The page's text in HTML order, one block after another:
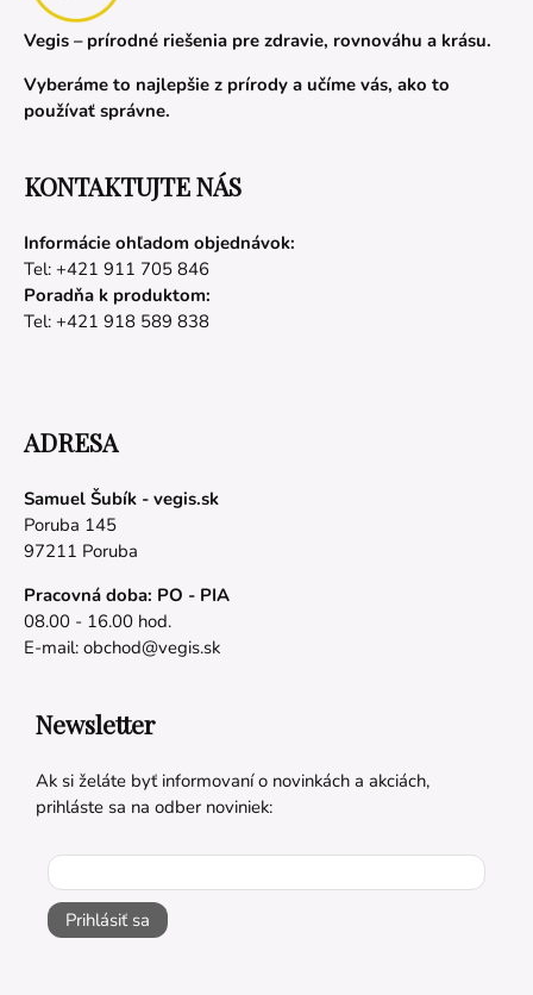
Vegis – prírodné riešenia pre zdravie, rovnováhu a krásu.
Vyberáme to najlepšie z prírody a učíme vás, ako to
používať správne.
KONTAKTUJTE NÁS
Informácie ohľadom objednávok:
Tel: +421 911 705 846
Poradňa k produktom:
Tel: +421 918 589 838
ADRESA
Samuel Šubík - vegis.sk
Poruba 145
97211 Poruba
Pracovná doba: PO - PIA
08.00 - 16.00 hod.
E-mail: obchod@vegis.sk
Newsletter
Ak si želáte byť informovaní o novinkách a akciách,
prihláste sa na odber noviniek:
Prihlásiť sa